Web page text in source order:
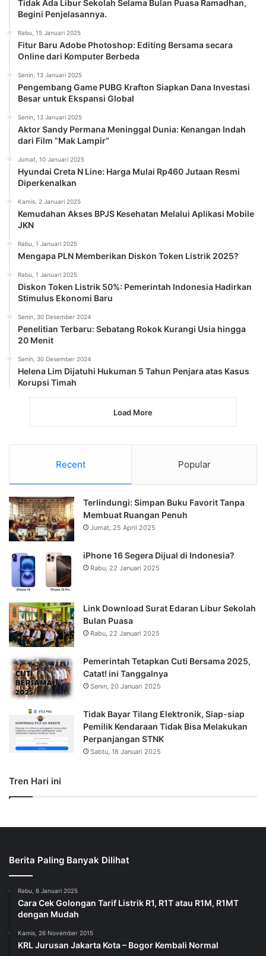
Tidak Ada Libur Sekolah Selama Bulan Puasa Ramadhan,
Begini Penjelasannya.
Rabu, 15 Januari 2025
Fitur Baru Adobe Photoshop: Editing Bersama secara
Online dari Komputer Berbeda
Senin, 13 Januari 2025
Pengembang Game PUBG Krafton Siapkan Dana Investasi
Besar untuk Ekspansi Global
Senin, 13 Januari 2025
Aktor Sandy Permana Meninggal Dunia: Kenangan Indah
dari Film “Mak Lampir”
Jumat, 10 Januari 2025
Hyundai Creta N Line: Harga Mulai Rp460 Jutaan Resmi
Diperkenalkan
Kamis, 2 Januari 2025
Kemudahan Akses BPJS Kesehatan Melalui Aplikasi Mobile
JKN
Rabu, 1 Januari 2025
Mengapa PLN Memberikan Diskon Token Listrik 2025?
Rabu, 1 Januari 2025
Diskon Token Listrik 50%: Pemerintah Indonesia Hadirkan
Stimulus Ekonomi Baru
Senin, 30 Desember 2024
Penelitian Terbaru: Sebatang Rokok Kurangi Usia hingga
20 Menit
Senin, 30 Desember 2024
Helena Lim Dijatuhi Hukuman 5 Tahun Penjara atas Kasus
Korupsi Timah
Load More
Recent Popular
Terlindungi: Simpan Buku Favorit Tanpa
Membuat Ruangan Penuh
Jumat, 25 April 2025
iPhone 16 Segera Dijual di Indonesia?
Rabu, 22 Januari 2025
Link Download Surat Edaran Libur Sekolah
Bulan Puasa
Rabu, 22 Januari 2025
Pemerintah Tetapkan Cuti Bersama 2025,
Catat! ini Tanggalnya
Senin, 20 Januari 2025
Tidak Bayar Tilang Elektronik, Siap-siap
Pemilik Kendaraan Tidak Bisa Melakukan
Perpanjangan STNK
Sabtu, 18 Januari 2025
Tren Hari ini
Berita Paling Banyak Dilihat
Rabu, 8 Januari 2025
Cara Cek Golongan Tarif Listrik R1, R1T atau R1M, R1MT
dengan Mudah
Kamis, 26 November 2015
KRL Jurusan Jakarta Kota – Bogor Kembali Normal